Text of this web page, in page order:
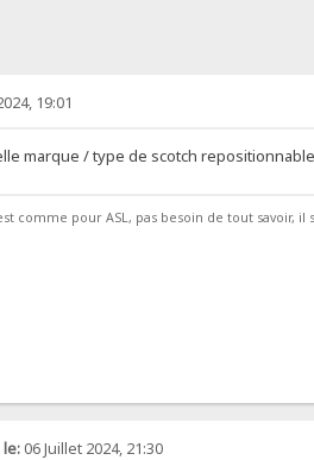
19:01
marque / type de scotch
comme pour ASL, pas besoin de tout savoir,
le:06 Juillet 2024, 21:30